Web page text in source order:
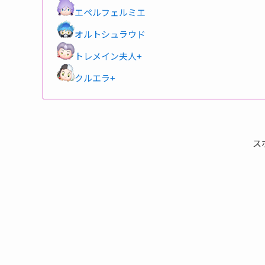
エペルフェルミエ
オルトシュラウド
トレメイン夫人+
クルエラ+
ス